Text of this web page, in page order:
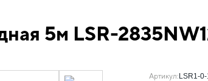
5м LSR-
Артикул: LSR1-